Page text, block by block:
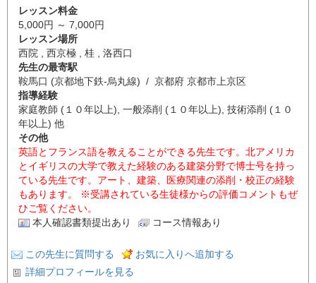
レッスン料金
5,000円 ～ 7,000円
レッスン場所
西院 , 西京極 , 桂 , 洛西口
先生の最寄駅
鞍馬口 (京都地下鉄-烏丸線) / 京都府 京都市上京区
指導経験
家庭教師 (１０年以上), 一般添削 (１０年以上), 技術添削 (１０
年以上) 他
その他
英語とフランス語を教えることができる先生です。北アメリカ
とイギリスの大学で教えた経験のある建築分野で博士号を持っ
ている先生です。アート、建築、医療関連の添削・校正の経験
もあります。 ※受講されている生徒様からの評価コメントもぜ
ひご覧ください。
本人確認書類提出あり
コース情報あり
この先生に質問する
お気に入りへ追加する
詳細プロフィールを見る